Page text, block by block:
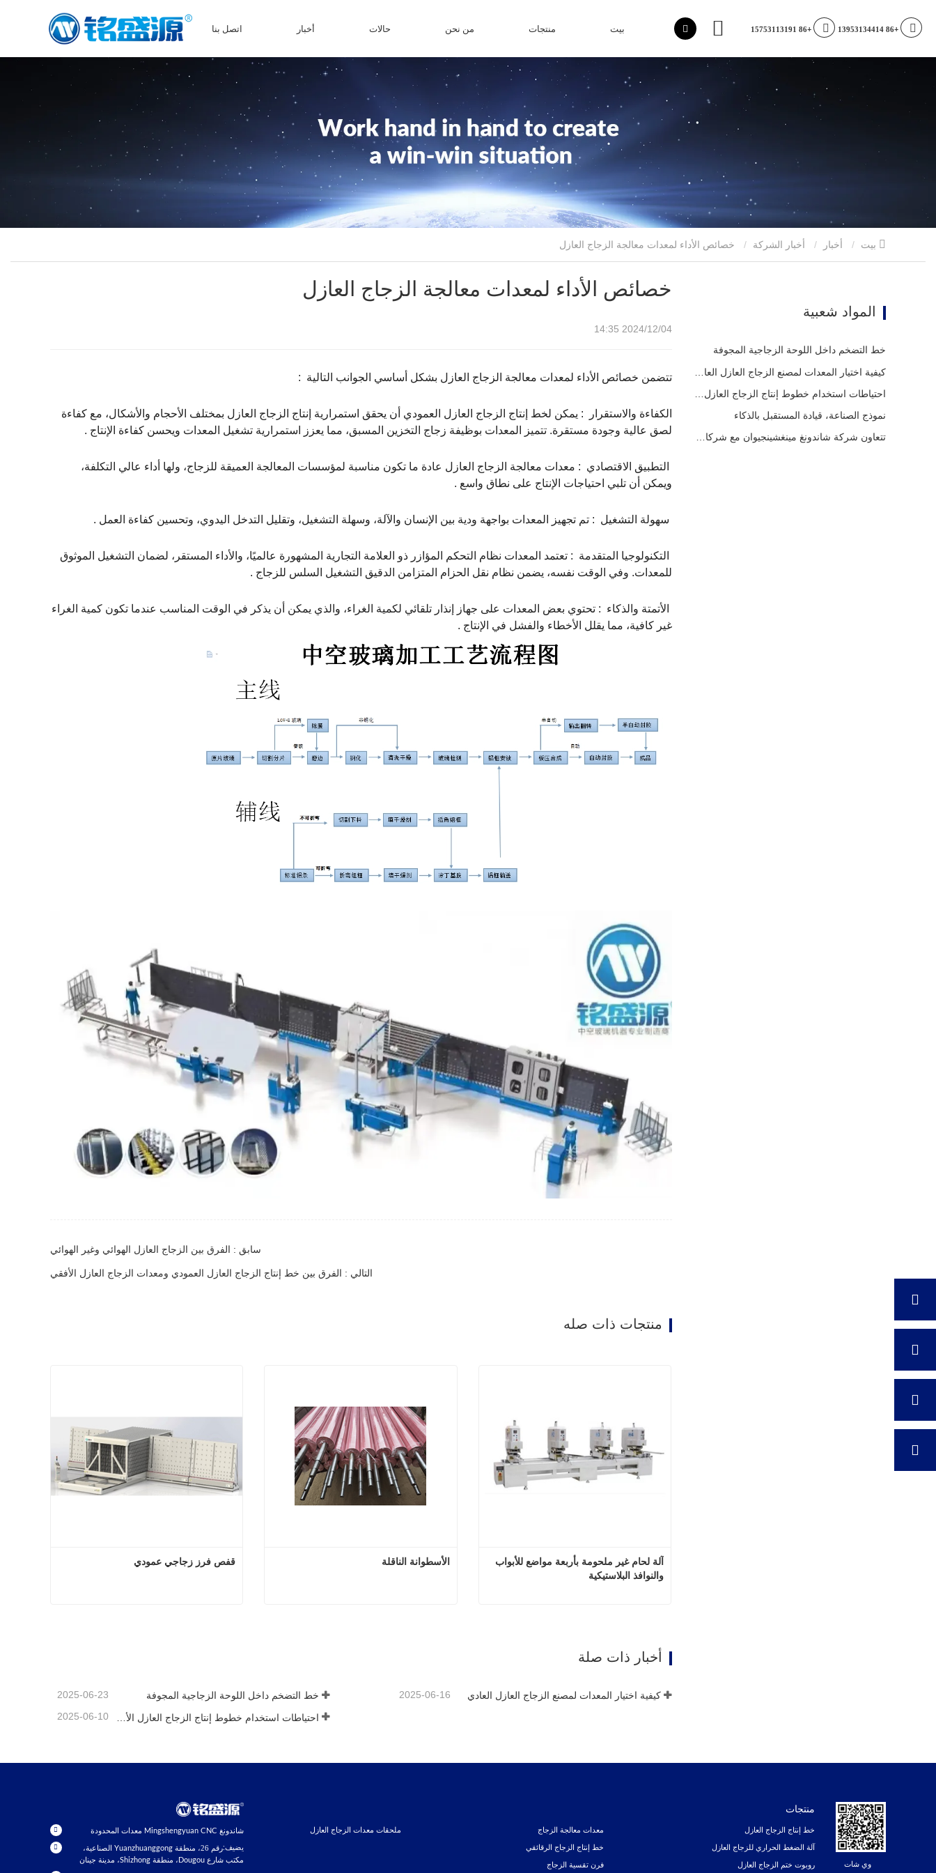
بيت منتجات من نحن حالات أخبار اتصل بنا +86 13953134414
+86 15753113191
أخبار أخبار الشركة
خصائص الأداء لمعدات معالجة الزجاج العازل
2024/12/04 14:35
تتضمن خصائص الأداء لمعدات معالجة الزجاج العازل بشكل أساسي الجوانب التالية ‌ :
الكفاءة والاستقرار ‌ : يمكن لخط إنتاج الزجاج العازل العمودي أن يحقق استمرارية إنتاج الزجاج العازل بمختلف الأحجام والأشكال، مع كفاءة
لصق عالية وجودة مستقرة. تتميز المعدات بوظيفة زجاج التخزين المسبق، مما يعزز استمرارية تشغيل المعدات ويحسن كفاءة الإنتاج ‌.
‌ التطبيق الاقتصادي ‌ : معدات معالجة الزجاج العازل عادة ما تكون مناسبة لمؤسسات المعالجة العميقة للزجاج، ولها أداء عالي التكلفة،
ويمكن أن تلبي احتياجات الإنتاج على نطاق واسع ‌.
‌ سهولة التشغيل ‌ : تم تجهيز المعدات بواجهة ودية بين الإنسان والآلة، وسهلة التشغيل، وتقليل التدخل اليدوي، وتحسين كفاءة العمل ‌.
‌ التكنولوجيا المتقدمة ‌ : تعتمد المعدات نظام التحكم المؤازر ذو العلامة التجارية المشهورة عالميًا، والأداء المستقر، لضمان التشغيل الموثوق
للمعدات. وفي الوقت نفسه، يضمن نظام نقل الحزام المتزامن الدقيق التشغيل السلس للزجاج ‌.
‌ الأتمتة والذكاء ‌ : تحتوي بعض المعدات على جهاز إنذار تلقائي لكمية الغراء، والذي يمكن أن يذكر في الوقت المناسب عندما تكون كمية الغراء
غير كافية، مما يقلل الأخطاء والفشل في الإنتاج ‌.‌
سابق : الفرق بين الزجاج العازل الهوائي وغير الهوائي
التالي : الفرق بين خط إنتاج الزجاج العازل العمودي ومعدات الزجاج العازل الأفقي
منتجات ذات صله
قفص فرز زجاجي عمودي الأسطوانة الناقلة
والنوافذ البلاستيكية
أخبار ذات صلة
خط التضخم داخل اللوحة الزجاجية المجوفة 2025-06-23 كيفية اختيار المعدات لمصنع الزجاج العازل العادي 2025-06-16
احتياطات استخدام خطوط إنتاج الزجاج العازل الأوتوماتيكية بالكامل في الصيف 2025-06-10
المواد شعبية
خط التضخم داخل اللوحة الزجاجية المجوفة
نموذج الصناعة، قيادة المستقبل بالذكاء
تتعاون شركة شاندونغ مينغشينجيوان مع شركاء عالميين لبدء عصر جديد من معدات الزجاج العازل
شاندونغ Mingshengyuan CNC معدات المحدودة
يضيف:
رقم 26، منطقة Yuanzhuanggong الصناعية،
مكتب شارع Dougou، منطقة Shizhong، مدينة جينان
منتجات
خط إنتاج الزجاج العازل
آلة الضغط الحراري للزجاج العازل
روبوت ختم الزجاج العازل
معدات معالجة الزجاج
خط إنتاج الزجاج الرقائقي
فرن تقسية الزجاج
ملحقات معدات الزجاج العازل
وي شات